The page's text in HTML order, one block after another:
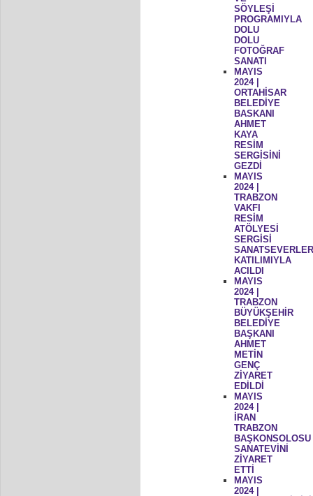
SÖYLEŞİ
PROGRAMIYLA
DOLU
DOLU
FOTOĞRAF
SANATI
MAYIS
2024 |
ORTAHİSAR
BELEDİYE
BASKANI
AHMET
KAYA
RESİM
SERGİSİNİ
GEZDİ
MAYIS
2024 |
TRABZON
VAKFI
RESİM
ATÖLYESİ
SERGİSİ
KATILIMIYLA
ACILDI
MAYIS
2024 |
TRABZON
BÜYÜKŞEHİR
BELEDİYE
BAŞKANI
AHMET
METİN
GENÇ
ZİYARET
EDİLDİ
MAYIS
2024 |
İRAN
TRABZON
BAŞKONSOLOSU
SANATEVİNİ
ZİYARET
ETTİ
MAYIS
2024 |